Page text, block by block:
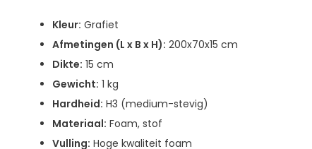
Kleur: Grafiet
Afmetingen (L x B x H): 200x70x15 cm
Dikte: 15 cm
Gewicht: 1 kg
Hardheid: H3 (medium-stevig)
Materiaal: Foam, stof
Vulling: Hoge kwaliteit foam